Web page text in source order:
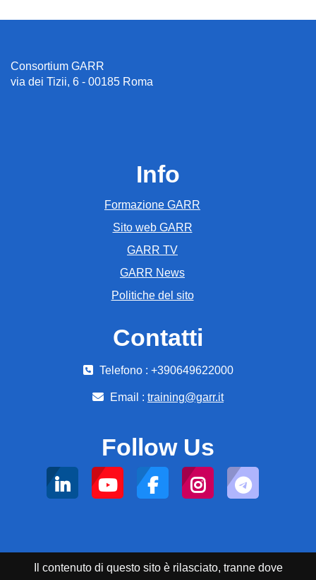
Consortium GARR
via dei Tizii, 6 - 00185 Roma
Info
Formazione GARR
Sito web GARR
GARR TV
GARR News
Politiche del sito
Contatti
Telefono : +390649622000
Email : training@garr.it
Follow Us
Il contenuto di questo sito è rilasciato, tranne dove